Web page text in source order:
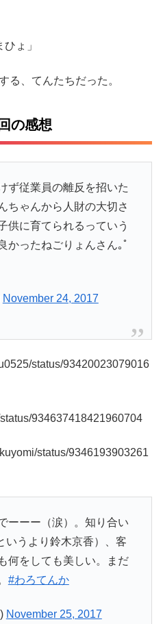
ょ」
る、てんたちだった。
の感想
ず従業員の離反を招いた
ちゃんから人財の大切さ
供に育てられるっていう
かったねごりょんさん｡ﾟ
November 24, 2017
status/93420023079016
934637418421960704
status/9346193903261
ーーー（涙）。知り合い
いうより鈴木京香）、客
何をしても美しい。まだ
#わろてんか
November 25, 2017